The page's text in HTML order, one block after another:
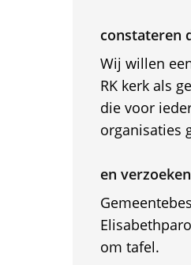
constateren
Wij willen
RK kerk als
die voor
organisaties
en verzoeken
om tafel.